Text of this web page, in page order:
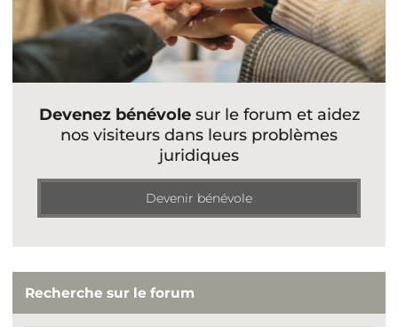
Devenez bénévolesur le forum et aidez
nos visiteurs dans leurs problèmes
juridiques
Devenir bénévole
Recherche sur le forum